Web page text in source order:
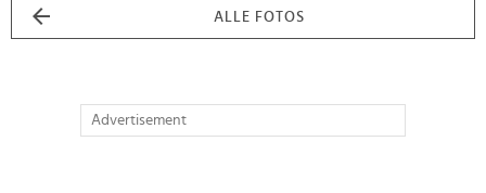
ALLE FOTOS
Advertisement